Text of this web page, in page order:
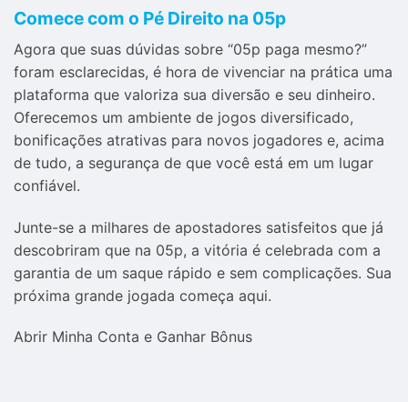
Comece com o Pé Direito na 05p
Agora que suas dúvidas sobre “05p paga mesmo?”
foram esclarecidas, é hora de vivenciar na prática uma
plataforma que valoriza sua diversão e seu dinheiro.
Oferecemos um ambiente de jogos diversificado,
bonificações atrativas para novos jogadores e, acima
de tudo, a segurança de que você está em um lugar
confiável.
Junte-se a milhares de apostadores satisfeitos que já
descobriram que na 05p, a vitória é celebrada com a
garantia de um saque rápido e sem complicações. Sua
próxima grande jogada começa aqui.
Abrir Minha Conta e Ganhar Bônus